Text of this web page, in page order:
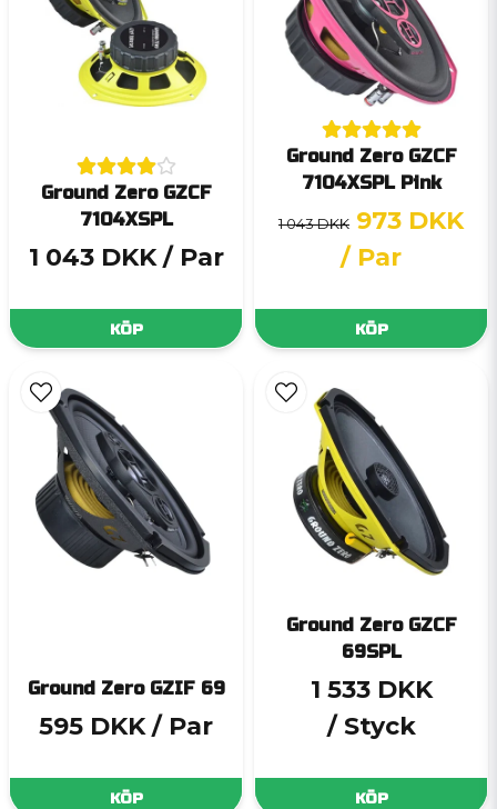
Ground Zero GZCF
7104XSPL
1 043 DKK / Par
KÖP
Ground Zero GZCF
7104XSPL Pink
1 043 DKK 973 DKK
/ Par
KÖP
Ground Zero GZIF 69
595 DKK / Par
KÖP
Ground Zero GZCF
69SPL
1 533 DKK
/ Styck
KÖP